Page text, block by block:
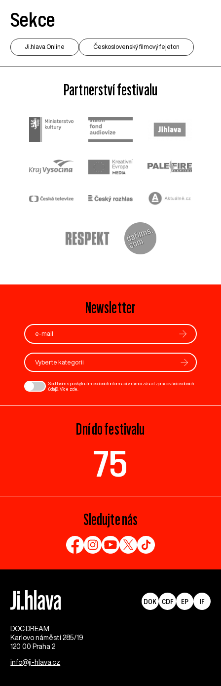
Sekce
Ji.hlava Online Československý filmový fejeton
Partnerství festivalu
Newsletter
Vyberte kategorii
Souhlasím s poskytnutím osobních informací v rámci zásad zpracování osobních
údajů. Více zde
Dní do festivalu
75
Sledujte nás
DOC.DREAM​
Karlovo náměstí 285/19
120 00 Praha 2
info@ji-hlava.cz
DOK CDF EP IF